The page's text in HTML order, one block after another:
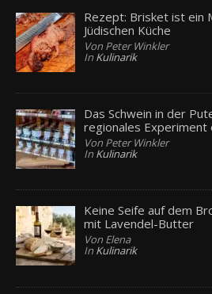
Rezept: Brisket ist ein
Jüdischen Küche
Von Peter Winkler
In Kulinarik
Das Schwein in der
regionales
Von Peter Winkler
In Kulinarik
Keine Seife auf dem
mit Lavendel-Butter
Von Elena
In Kulinarik